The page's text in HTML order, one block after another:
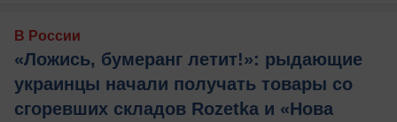
В России
«Ложись, бумеранг летит!»: рыдающие
украинцы начали получать товары со
сгоревших складов Rozetka и «Нова